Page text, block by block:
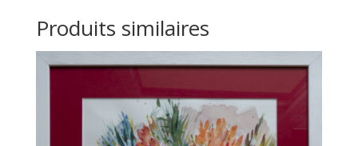
Produits similaires